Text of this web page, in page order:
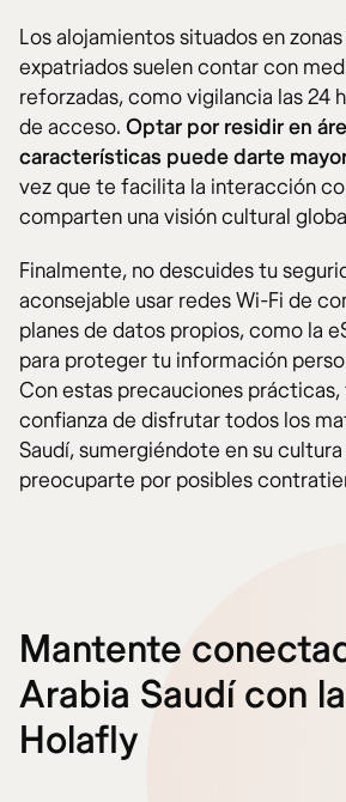
Los alojamientos situados en
expatriados suelen contar con
reforzadas, como vigilancia las 24
de acceso. Optar por residir en
características puede darte
vez que te facilita la interacción
comparten una visión cultural
Finalmente, no descuides tu
aconsejable usar redes Wi-Fi de
planes de datos propios, como la
para proteger tu información
Con estas precauciones prácticas,
confianza de disfrutar todos los
Saudí, sumergiéndote en su
preocuparte por posibles
Mantente
Arabia Saudí con
Holafly